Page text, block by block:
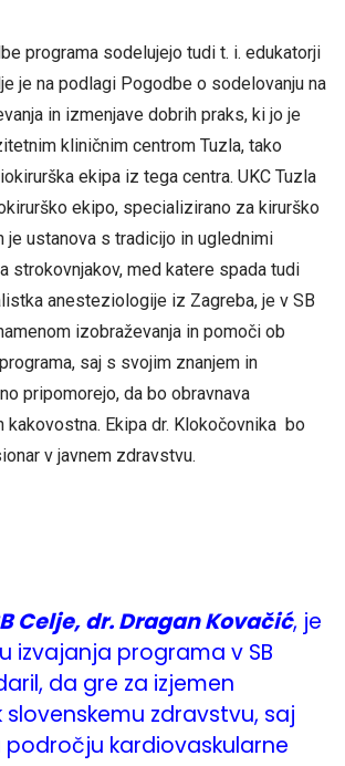
programa sodelujejo tudi t. i. edukatorji
je na podlagi Pogodbe o sodelovanju na
in izmenjave dobrih praks, ki jo je
kliničnim centrom Tuzla, tako
ekipa iz tega centra. UKC Tuzla
ekipo, specializirano za kirurško
je ustanova s tradicijo in uglednimi
strokovnjakov, med katere spada tudi
anesteziologije iz Zagreba, je v SB
izobraževanja in pomoči ob
saj s svojim znanjem in
pripomorejo, da bo obravnava
kakovostna. Ekipa dr. Klokočovnika bo
v javnem zdravstvu.
Celje, dr. Dragan Kovačić, je
izvajanja programa v SB
da gre za izjemen
slovenskemu zdravstvu, saj
kardiovaskularne